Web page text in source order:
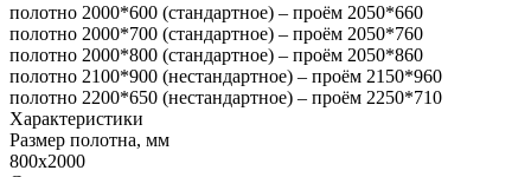
полотно 2000*600 (стандартное) – проём 2050*660
полотно 2000*700 (стандартное) – проём 2050*760
полотно 2000*800 (стандартное) – проём 2050*860
полотно 2100*900 (нестандартное) – проём 2150*960
полотно 2200*650 (нестандартное) – проём 2250*710
Характеристики
Размер полотна, мм
800х2000